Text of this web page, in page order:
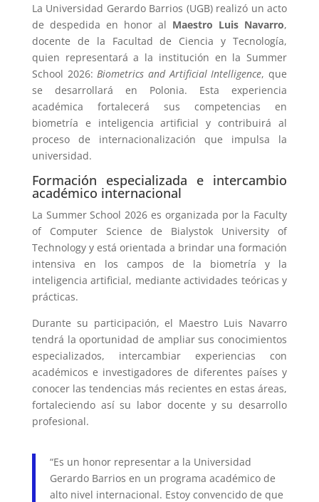
La Universidad Gerardo Barrios (UGB) realizó un acto
de despedida en honor al Maestro Luis Navarro,
docente de la Facultad de Ciencia y Tecnología,
quien representará a la institución en la Summer
School 2026: Biometrics and Artificial Intelligence, que
se desarrollará en Polonia. Esta experiencia
académica fortalecerá sus competencias en
biometría e inteligencia artificial y contribuirá al
proceso de internacionalización que impulsa la
universidad.
Formación especializada e intercambio
académico internacional
La Summer School 2026 es organizada por la Faculty
of Computer Science de Bialystok University of
Technology y está orientada a brindar una formación
intensiva en los campos de la biometría y la
inteligencia artificial, mediante actividades teóricas y
prácticas.
Durante su participación, el Maestro Luis Navarro
tendrá la oportunidad de ampliar sus conocimientos
especializados, intercambiar experiencias con
académicos e investigadores de diferentes países y
conocer las tendencias más recientes en estas áreas,
fortaleciendo así su labor docente y su desarrollo
profesional.
“Es un honor representar a la Universidad
Gerardo Barrios en un programa académico de
alto nivel internacional. Estoy convencido de que